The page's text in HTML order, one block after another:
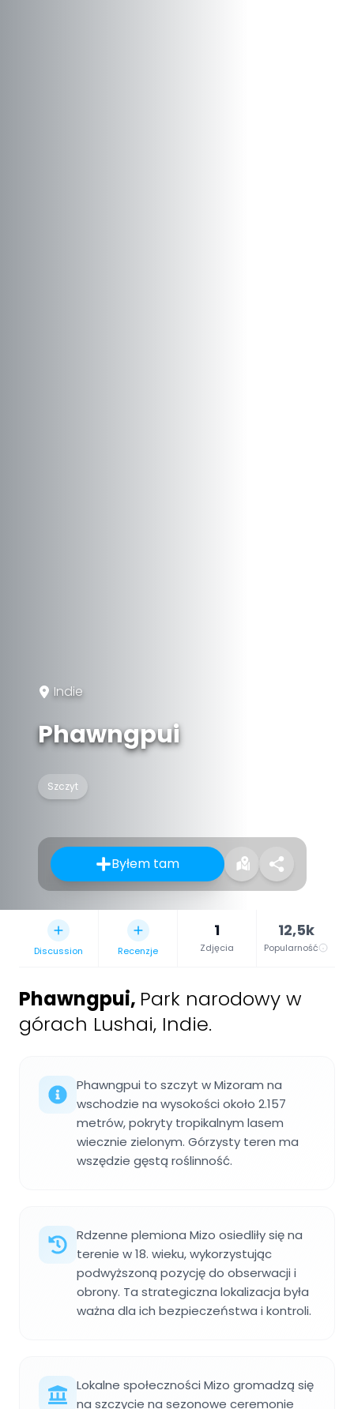
Indie
Phawngpui
Szczyt
Byłem tam
Discussion Recenzje
1
Zdjęcia
12,5k
Popularność
Phawngpui, Park narodowy w
górach Lushai, Indie.
Phawngpui to szczyt w Mizoram na
wschodzie na wysokości około 2.157
metrów, pokryty tropikalnym lasem
wiecznie zielonym. Górzysty teren ma
wszędzie gęstą roślinność.
Rdzenne plemiona Mizo osiedliły się na
terenie w 18. wieku, wykorzystując
podwyższoną pozycję do obserwacji i
obrony. Ta strategiczna lokalizacja była
ważna dla ich bezpieczeństwa i kontroli.
Lokalne społeczności Mizo gromadzą się
na szczycie na sezonowe ceremonie